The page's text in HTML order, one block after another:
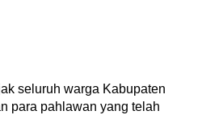
seluruh warga Kabupaten
para pahlawan yang telah